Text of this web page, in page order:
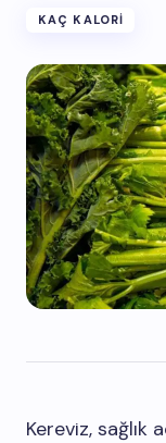
KAÇ KALORI
Kereviz, sağlık